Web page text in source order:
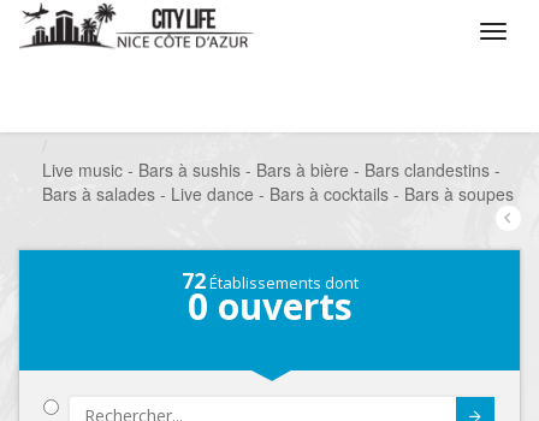
Live music - Bars à sushis - Bars à bière - Bars clandestins -
Bars à salades - Live dance - Bars à cocktails - Bars à soupes
72Établissements dont
0 ouverts